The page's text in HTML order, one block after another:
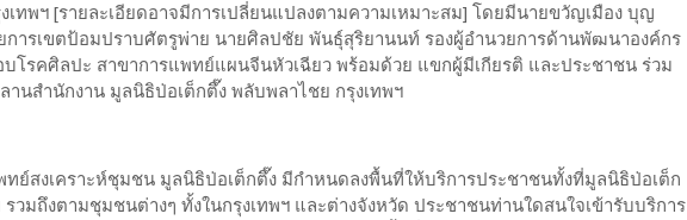
เทพฯ [รายละเอียดอาจมีการเปลี่ยนแปลงตามความเหมาะสม] โดยมีนายขวัญเมือง บุญ
การเขตป้อมปราบศัตรูพ่าย นายศิลปชัย พันธุ์สุริยานนท์ รองผู้อำนวยการด้านพัฒนาองค์กร
โรคศิลปะ สาขาการแพทย์แผนจีนหัวเฉียว พร้อมด้วย แขกผู้มีเกียรติ และประชาชน ร่วม
นสำนักงาน มูลนิธิป่อเต็กตึ๊ง พลับพลาไชย กรุงเทพฯ
ทย์สงเคราะห์ชุมชน มูลนิธิป่อเต็กตึ๊ง มีกำหนดลงพื้นที่ให้บริการประชาชนทั้งที่มูลนิธิป่อเต็ก
วมถึงตามชุมชนต่างๆ ทั้งในกรุงเทพฯ และต่างจังหวัด ประชาชนท่านใดสนใจเข้ารับบริการ